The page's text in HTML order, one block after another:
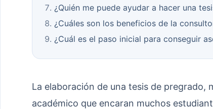
¿Quién me puede ayudar a hacer una
¿Cuáles son los beneficios de la
¿Cuál es el paso inicial para conseguir
La elaboración de una tesis de pregrado,
académico que encaran muchos